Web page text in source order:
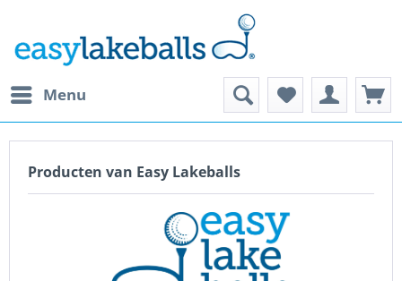
Menu
Producten van Easy Lakeballs